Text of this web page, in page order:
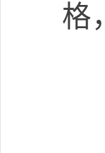
格